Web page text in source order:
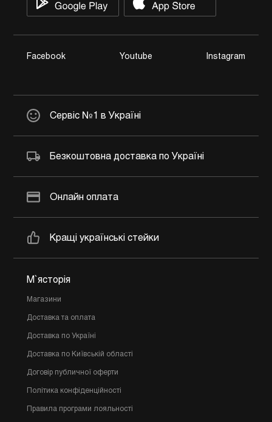
Facebook Youtube Instagram
Сервіс №1 в Україні
Безкоштовна доставка по Україні
Онлайн оплата
Кращі українські стейки
М`ясторія
Магазини
Доставка та оплата
Доставка по Україні
Доставка по Київській області
Договір публичної оферти
Політика конфіденційності
Правила програми лояльності